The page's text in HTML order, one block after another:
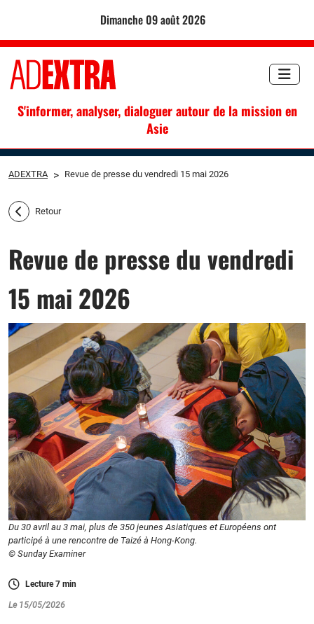
dimanche 09 août 2026
S'informer, analyser, dialoguer autour de la mission en
Asie
ADEXTRA > Revue de presse du vendredi 15 mai 2026
Retour
Revue de presse du vendredi
15 mai 2026
Du 30 avril au 3 mai, plus de 350 jeunes Asiatiques et Européens ont
participé à une rencontre de Taizé à Hong-Kong.
© Sunday Examiner
Lecture7 min
Le 15/05/2026